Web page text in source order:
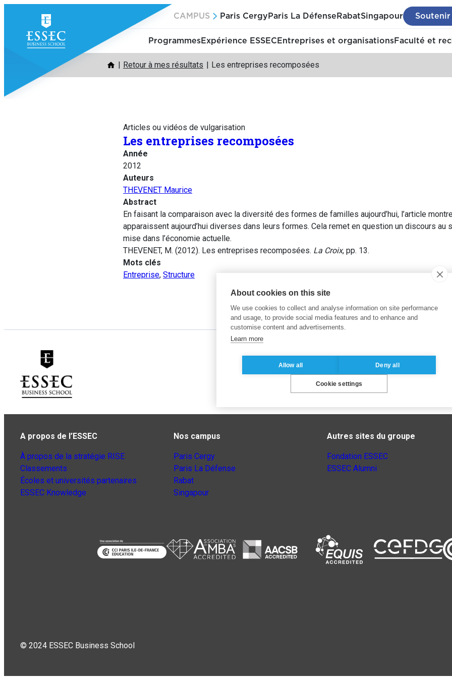
contenu
CAMPUS Paris Cergy Paris La Défense RabatSingapour Soutenir
ProgrammesExpérience ESSEC Entreprises et organisationsFaculté et
Retour à mes résultats Les entreprises recomposées
Articles ou vidéos de vulgarisation
Les entreprises recomposées
Année
2012
Auteurs
THEVENET Maurice
Abstract
En faisant la comparaison avec la diversité des formes de familles aujourd’hui, l’article
apparaissent aujourd’hui diverses dans leurs formes. Cela remet en question un discours au
mise dans l’économie actuelle.
THEVENET, M. (2012). Les entreprises recomposées. La Croix, pp. 13.
Mots clés
Entreprise, Structure
A propos de l’ESSEC
À propos de la stratégie RISE
Classements
Écoles et universités partenaires
ESSEC Knowledge
Nos campus
Paris Cergy
Paris La Défense
Rabat
Singapour
Autres sites du groupe
Fondation ESSEC
ESSEC Alumni
© 2024 ESSEC Business School
About cookies on this site
We use cookies to collect and analyse information on site performance
and usage, to provide social media features and to enhance and
customise content and advertisements.
Learn more
Allow all Deny all
Cookie settings